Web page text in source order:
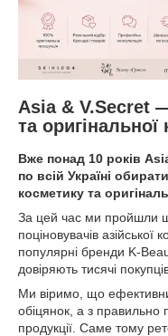
Asia & V.Secret
та оригінальної
Вже понад 10 років
по всій Україні
косметику та
За цей час ми пройшли
поціновувачів азійської
популярні бренди K-
довіряють тисячі
Ми віримо, що
обіцянок, а з правильно
продукції. Саме тому